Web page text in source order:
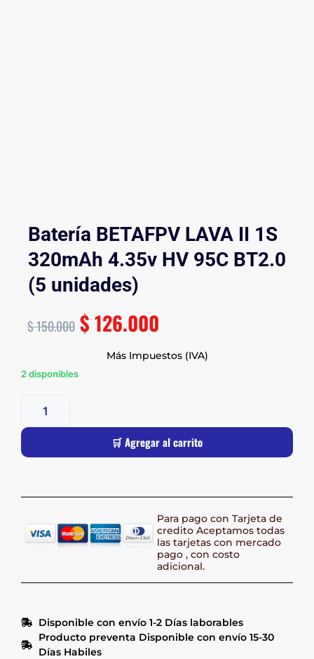
Batería BETAFPV LAVA II 1S
320mAh 4.35v HV 95C BT2.0
(5 unidades)
$150.000 $126.000
Más Impuestos (IVA)
2 disponibles
🛒 Agregar al carrito
Para pago con Tarjeta de
credito Aceptamos todas
las tarjetas con mercado
pago , con costo
adicional.
Disponible con envío 1-2 Días laborables
Producto preventa Disponible con envío 15-30
Días Habiles